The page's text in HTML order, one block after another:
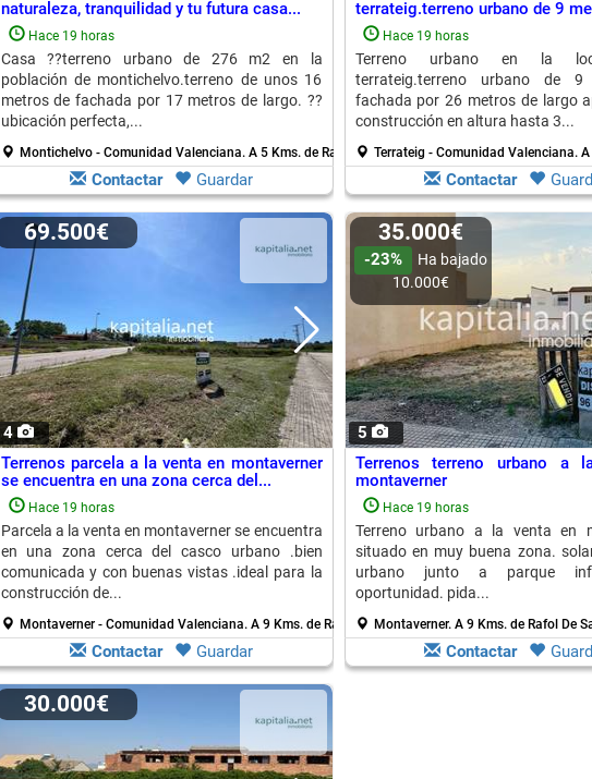
naturaleza, tranquilidad y tu futura casa...
Hace 19 horas
Casa ??terreno urbano de 276 m2 en la
población de montichelvo.terreno de unos 16
metros de fachada por 17 metros de largo. ??
ubicación perfecta,...
Montichelvo - Comunidad Valenciana. A 5 Kms. de Rafol De Salem
Contactar Guardar
terrateig.terreno urbano de 9
Hace 19 horas
Terreno urbano en la
terrateig.terreno urbano de
fachada por 26 metros de largo
construcción en altura hasta 3...
Terrateig - Comunidad Valenciana. A
Contactar
4
69.500€
Terrenos parcela a la venta en montaverner
se encuentra en una zona cerca del...
Hace 19 horas
Parcela a la venta en montaverner se encuentra
en una zona cerca del casco urbano .bien
comunicada y con buenas vistas .ideal para la
construcción de...
Montaverner - Comunidad Valenciana. A 9 Kms. de Rafol De Salem
Contactar Guardar
5
35.000€
-23%
Ha bajado
10.000€
Terrenos terreno urbano a
montaverner
Hace 19 horas
Terreno urbano a la venta en
situado en muy buena zona.
urbano junto a parque
oportunidad. pida...
Montaverner. A 9 Kms. de Rafol De
Contactar
30.000€